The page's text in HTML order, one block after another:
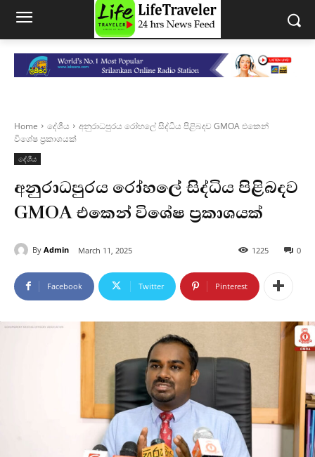
Home දේශීය
අනුරාධපුරය රෝහලේ සිද්ධිය පිළිබදව GMOA එකෙන්
විශේෂ ප්‍රකාශයක්
දේශීය
අනුරාධපුරය රෝහලේ සිද්ධිය පිළිබදව
GMOA එකෙන් විශේෂ ප්‍රකාශයක්
By Admin March 11, 2025 0
1225
Facebook Twitter Pinterest